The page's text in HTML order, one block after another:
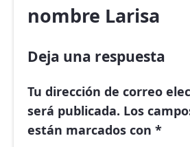
nombre Larisa
Deja una respuesta
Tu dirección de correo
será publicada. Los
están marcados con *